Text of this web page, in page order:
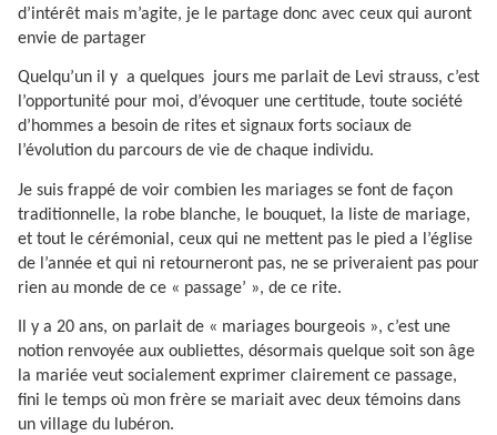
d’intérêt mais m’agite, je le partage donc avec ceux qui auront
envie de partager
Quelqu’un il y a quelques jours me parlait de Levi strauss, c’est
l’opportunité pour moi, d’évoquer une certitude, toute société
d’hommes a besoin de rites et signaux forts sociaux de
l’évolution du parcours de vie de chaque individu.
Je suis frappé de voir combien les mariages se font de façon
traditionnelle, la robe blanche, le bouquet, la liste de mariage,
et tout le cérémonial, ceux qui ne mettent pas le pied a l’église
de l’année et qui ni retourneront pas, ne se priveraient pas pour
rien au monde de ce « passage’ », de ce rite.
Il y a 20 ans, on parlait de « mariages bourgeois », c’est une
notion renvoyée aux oubliettes, désormais quelque soit son âge
la mariée veut socialement exprimer clairement ce passage,
fini le temps où mon frère se mariait avec deux témoins dans
un village du lubéron.